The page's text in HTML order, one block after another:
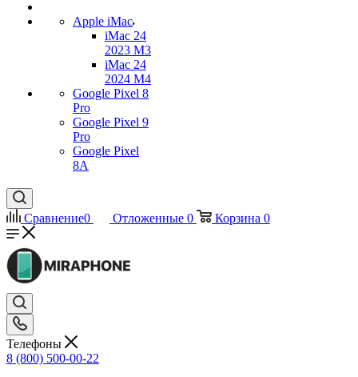
Apple iMac
iMac 24
2023 M3
iMac 24
2024 M4
Google Pixel 8
Pro
Google Pixel 9
Pro
Google Pixel
8A
Сравнение0 Отложенные 0 Корзина 0
Телефоны
8 (800) 500-00-22